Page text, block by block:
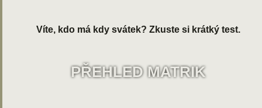
Víte, kdo má kdy svátek? Zkuste si krátký test.
PŘEHLED MATRIK